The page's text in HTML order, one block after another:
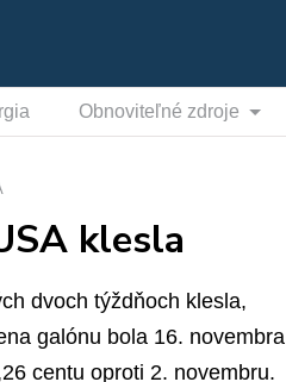
Obnoviteľné zdroje
klesla
dvoch týždňoch klesla,
galónu bola 16. novembra
centu oproti 2. novembru.